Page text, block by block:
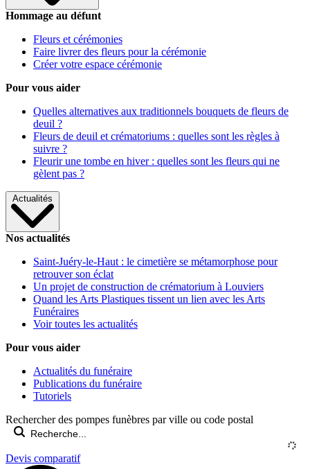
Hommage au défunt
Fleurs et cérémonies
Faire livrer des fleurs pour la cérémonie
Créer votre espace cérémonie
Pour vous aider
Quelles alternatives aux traditionnels bouquets de fleurs de
deuil ?
Fleurs de deuil et crématoriums : quelles sont les règles à
suivre ?
Fleurir une tombe en hiver : quelles sont les fleurs qui ne
gèlent pas ?
Actualités
Nos actualités
Saint-Juéry-le-Haut : le cimetière se métamorphose pour
retrouver son éclat
Un projet de construction de crématorium à Louviers
Quand les Arts Plastiques tissent un lien avec les Arts
Funéraires
Voir toutes les actualités
Pour vous aider
Actualités du funéraire
Publications du funéraire
Tutoriels
Rechercher des pompes funèbres par ville ou code postal
Devis comparatif